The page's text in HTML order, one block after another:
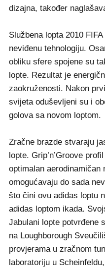
dizajna, također
Službena lopta 2010
neviđenu tehnologiju.
obliku sfere spojene su
lopte. Rezultat je
zaokruženosti. Nakon
svijeta oduševljeni su i
golova sa novom loptom.
Zračne brazde stvaraju
lopte. Grip’n’Groove
optimalan aerodinamičan
omogućavaju do sada
što čini ovu adidas loptu
adidas loptom ikada.
Jabulani lopte potvrđene
na Loughborough
provjerama u zračnom
laboratoriju u